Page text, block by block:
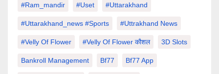
#Ram_mandir #uset #uttarakhand
#Uttarakhand_news #sports #Uttrakhand News
#velly Of Flower #velly Of Flower कौशल 3D Slots
Bankroll Management Bf77 Bf77 App